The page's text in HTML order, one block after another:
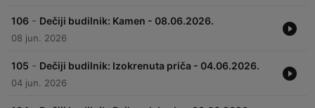
106 - Dečiji budilnik: Kamen - 08.06.2026.
08 jun. 2026
105 - Dečiji budilnik: Izokrenuta priča - 04.06.2026.
04 jun. 2026